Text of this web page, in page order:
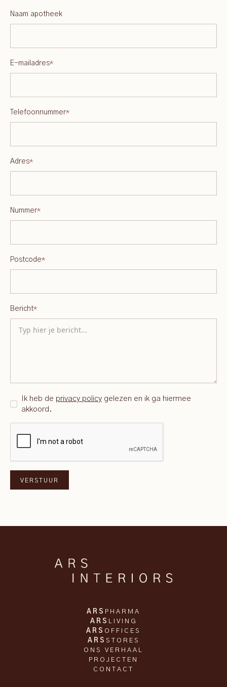
Naam apotheek
E-mailadres*
Telefoonnummer*
Adres*
Nummer*
Postcode*
Bericht*
Ik heb de privacy policy gelezen en ik ga hiermee
akkoord.
ARS PHARMA
ARS LIVING
ARS OFFICES
ARS STORES
ONS VERHAAL
PROJECTEN
CONTACT